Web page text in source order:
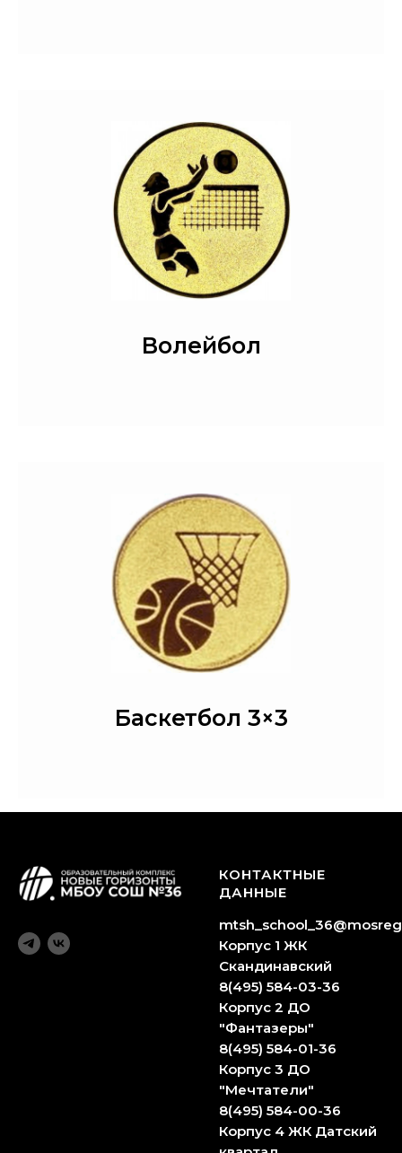
Волейбол
Баскетбол 3×3
КОНТАКТНЫЕ
ДАННЫЕ
Корпус 1 ЖК
Скандинавский
8(495) 584-03-36
Корпус 2 ДО
"Фантазеры"
8(495) 584-01-36
Корпус 3 ДО
"Мечтатели"
8(495) 584-00-36
Корпус 4 ЖК Датский